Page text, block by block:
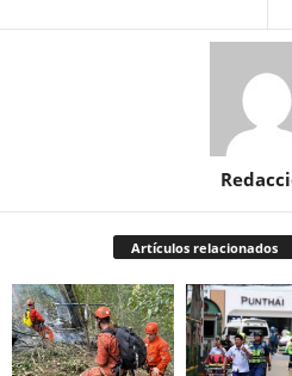
Artículos relacionados